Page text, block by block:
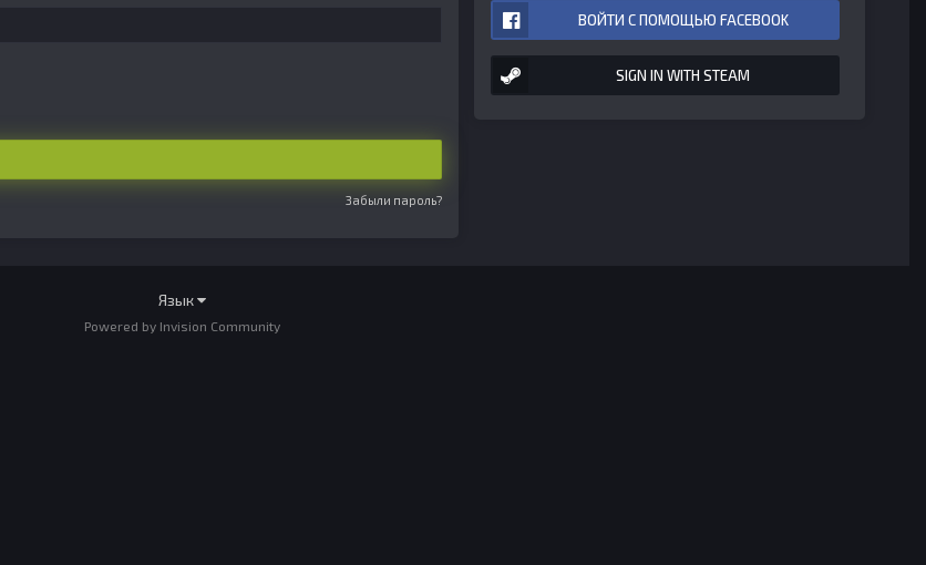
Забыли пароль?
ВОЙТИ С ПОМОЩЬЮ FACEBOOK
SIGN IN WITH STEAM
Язык
Powered by Invision Community